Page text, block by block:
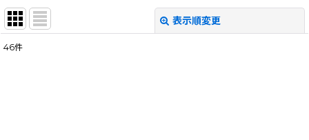
表示順変更
46件